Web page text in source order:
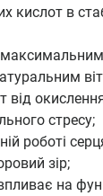
кислот в
від
стресу;
роботі
зір;
на